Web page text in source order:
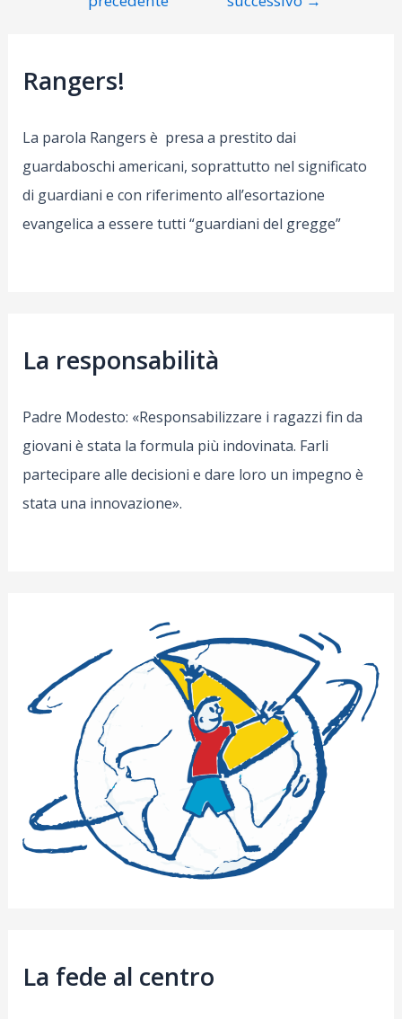
articoli
Rangers!
La parola Rangers è presa a prestito dai
guardaboschi americani, soprattutto nel significato
di guardiani e con riferimento all’esortazione
evangelica a essere tutti “guardiani del gregge”
La responsabilità
Padre Modesto: «Responsabilizzare i ragazzi fin da
giovani è stata la formula più indovinata. Farli
partecipare alle decisioni e dare loro un impegno è
stata una innovazione».
La fede al centro